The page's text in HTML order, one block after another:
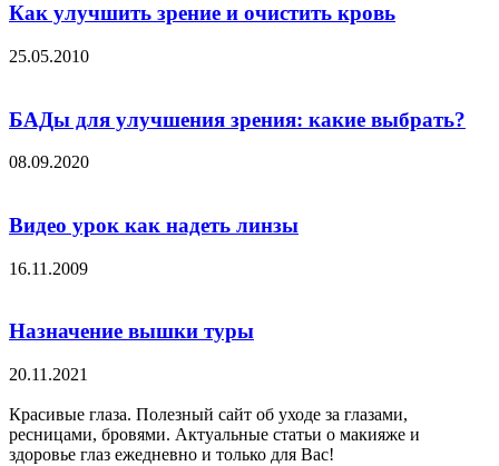
Как улучшить зрение и очистить кровь
25.05.2010
БАДы для улучшения зрения: какие выбрать?
08.09.2020
Видео урок как надеть линзы
16.11.2009
Назначение вышки туры
20.11.2021
Красивые глаза. Полезный сайт об уходе за глазами,
ресницами, бровями. Актуальные статьи о макияже и
здоровье глаз ежедневно и только для Вас!